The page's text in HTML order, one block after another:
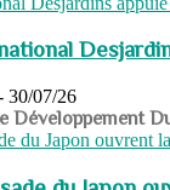
30/07/26